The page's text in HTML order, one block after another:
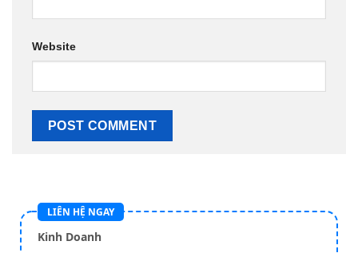
Website
LIÊN HỆ NGAY
Kinh Doanh